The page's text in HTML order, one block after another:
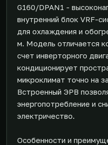
G160/DPAN1 -
внутренний блок VRF-
для охлаждения и
м. Модель отличается
счет инверторного
кондиционирует
микроклимат точно на
Встроенный ЭРВ
энергопотребление и
электричество.
Особенности и